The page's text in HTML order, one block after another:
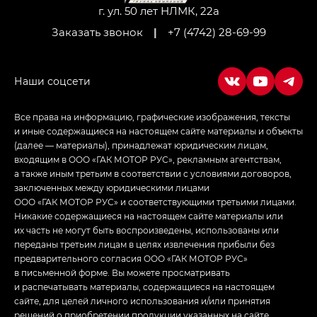
Empow — Эмпау (Empow) в комплектации
г. ул. 50 лет НЛМК, 22а
Заказать звонок
| +7 (4742) 28-69-99
Все права на информацию, графические изображения, тексты
и иные содержащиеся на настоящем сайте материалы и объекты
(далее — материалы), принадлежат юридическим лицам,
входящим в ООО «ГАК МОТОР РУС», рекламным агентствам,
а также иным третьим в соответствии с условиями договоров,
заключенных между юридическими лицами
ООО «ГАК МОТОР РУС» и соответствующими третьими лицами.
Никакие содержащиеся на настоящем сайте материалы или
их часть не могут быть воспроизведены, использованы или
переданы третьим лицам в целях извлечения прибыли без
предварительного согласия ООО «ГАК МОТОР РУС»
в письменной форме. Вы можете просматривать
и распечатывать материалы, содержащиеся на настоящем
сайте, для целей личного использования и/или принятия